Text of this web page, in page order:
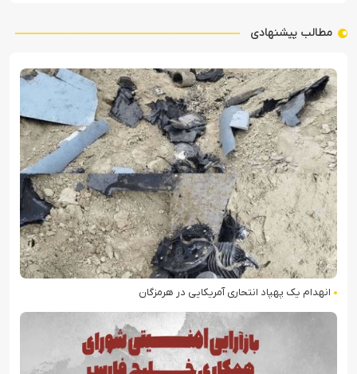
مطالب پیشنهادی
انهدام یک پهپاد انتحاری آمریکایی در هرمزگان